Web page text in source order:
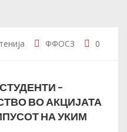
ФФОСЗ 0
–
ВО АКЦИЈАТА
НА УКИМ